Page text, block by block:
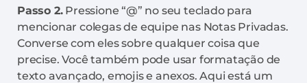
Passo 2.Pressione “@” no seu teclado para
mencionar colegas de equipe nas Notas Privadas.
Converse com eles sobre qualquer coisa que
precise. Você também pode usar formatação de
texto avançado, emojis e anexos. Aqui está um